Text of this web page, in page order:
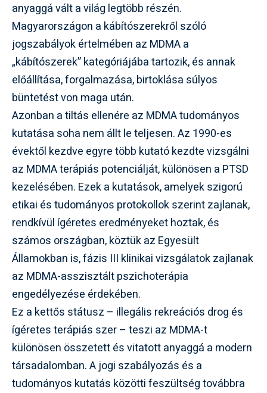
anyaggá vált a világ legtöbb részén.
Magyarországon a kábítószerekről szóló
jogszabályok értelmében az MDMA a
„kábítószerek” kategóriájába tartozik, és annak
előállítása, forgalmazása, birtoklása súlyos
büntetést von maga után.
Azonban a tiltás ellenére az MDMA tudományos
kutatása soha nem állt le teljesen. Az 1990-es
évektől kezdve egyre több kutató kezdte vizsgálni
az MDMA terápiás potenciálját, különösen a PTSD
kezelésében. Ezek a kutatások, amelyek szigorú
etikai és tudományos protokollok szerint zajlanak,
rendkívül ígéretes eredményeket hoztak, és
számos országban, köztük az Egyesült
Államokban is, fázis III klinikai vizsgálatok zajlanak
az MDMA-asszisztált pszichoterápia
engedélyezése érdekében.
Ez a kettős státusz – illegális rekreációs drog és
ígéretes terápiás szer – teszi az MDMA-t
különösen összetett és vitatott anyaggá a modern
társadalomban. A jogi szabályozás és a
tudományos kutatás közötti feszültség továbbra